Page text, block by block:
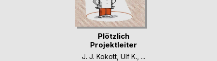
Plötzlich
Projektleiter
J. J. Kokott Ulf K. , ...